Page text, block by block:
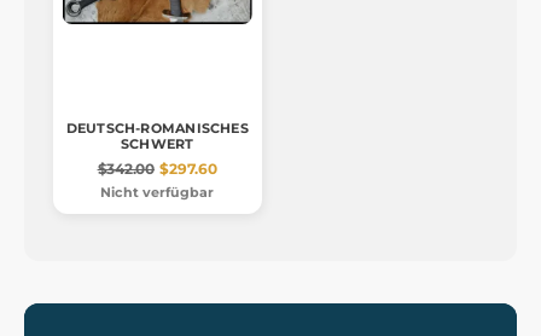
DEUTSCH-ROMANISCHES
SCHWERT
$342.00 $297.60
Nicht verfügbar